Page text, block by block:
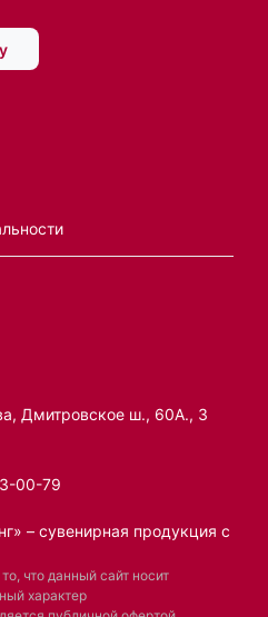
Дмитровское ш., 60А., 3
00-79
– сувенирная продукция с
что данный сайт носит
характер